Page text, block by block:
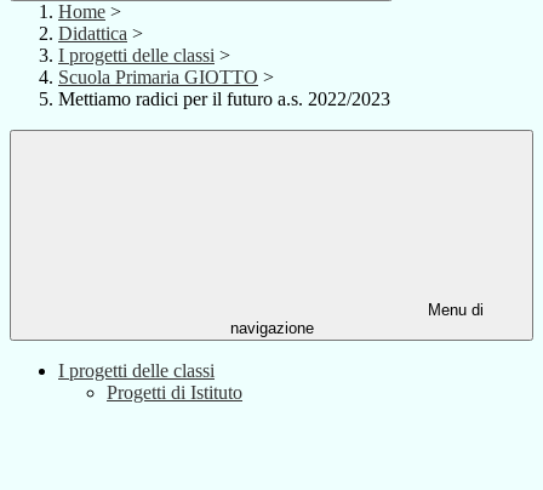
Home >
Didattica >
I progetti delle classi >
Scuola Primaria GIOTTO >
Mettiamo radici per il futuro a.s. 2022/2023
Menu di
navigazione
I progetti delle classi
Progetti di Istituto